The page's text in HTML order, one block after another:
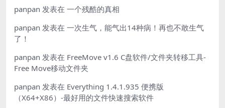
panpan 发表在 一个残酷的真相
panpan 发表在 一次生气，能气出14种病！再也不敢生气
了！
panpan 发表在 FreeMove v1.6 C盘软件/文件夹转移工具-
Free Move移动文件夹
panpan 发表在 Everything 1.4.1.935 便携版
（X64+X86）-最好用的文件快速搜索软件